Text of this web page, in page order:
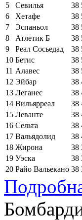
5
Севилья 38
6
Хетафе 38
7
Эспаньол 38
8
Атлетик Б 38
9
Реал Сосьедад 38
10 Бетис 38
11 Алавес 38
12 Эйбар 38
13 Леганес 38
14 Вильярреал 38
15 Леванте 38
16 Сельта 38
17 Вальядолид 38
18 Жирона 38
19 Уэска 38
20 Райо Вальекано 38